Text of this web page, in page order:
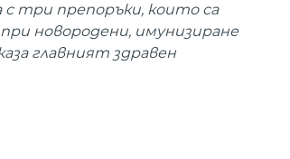
три препоръки, които са
новородени, имунизиране
главният здравен